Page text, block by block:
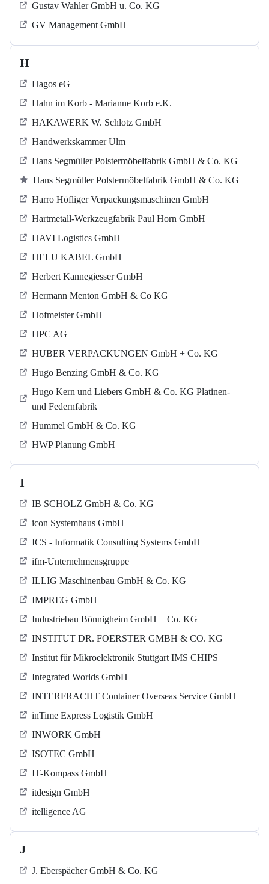
Gustav Wahler GmbH u. Co. KG
GV Management GmbH
H
Hagos eG
Hahn im Korb - Marianne Korb e.K.
HAKAWERK W. Schlotz GmbH
Handwerkskammer Ulm
Hans Segmüller Polstermöbelfabrik GmbH & Co. KG
Hans Segmüller Polstermöbelfabrik GmbH & Co. KG
Harro Höfliger Verpackungsmaschinen GmbH
Hartmetall-Werkzeugfabrik Paul Horn GmbH
HAVI Logistics GmbH
HELU KABEL GmbH
Herbert Kannegiesser GmbH
Hermann Menton GmbH & Co KG
Hofmeister GmbH
HPC AG
HUBER VERPACKUNGEN GmbH + Co. KG
Hugo Benzing GmbH & Co. KG
Hugo Kern und Liebers GmbH & Co. KG Platinen-
und Federnfabrik
Hummel GmbH & Co. KG
HWP Planung GmbH
I
IB SCHOLZ GmbH & Co. KG
icon Systemhaus GmbH
ICS - Informatik Consulting Systems GmbH
ifm-Unternehmensgruppe
ILLIG Maschinenbau GmbH & Co. KG
IMPREG GmbH
Industriebau Bönnigheim GmbH + Co. KG
INSTITUT DR. FOERSTER GMBH & CO. KG
Institut für Mikroelektronik Stuttgart IMS CHIPS
Integrated Worlds GmbH
INTERFRACHT Container Overseas Service GmbH
inTime Express Logistik GmbH
INWORK GmbH
ISOTEC GmbH
IT-Kompass GmbH
itdesign GmbH
itelligence AG
J
J. Eberspächer GmbH & Co. KG